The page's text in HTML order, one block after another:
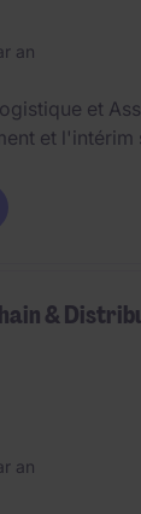
an
et
et l'intérim
de leurs
&
an